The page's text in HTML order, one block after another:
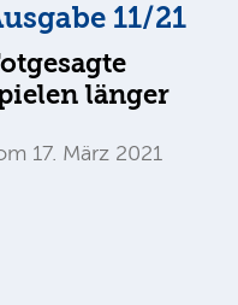
11/21
länger
17. März 2021